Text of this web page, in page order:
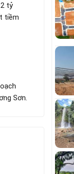
tỷ
tiềm
Sơn.